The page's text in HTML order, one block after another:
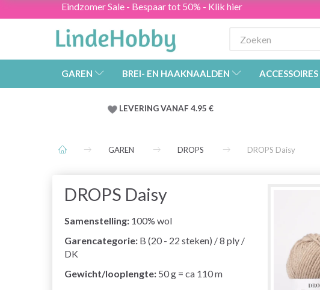
Eindzomer Sale - Bespaar tot 50% - Klik hier
GAREN BREI- EN HAAKNAALDEN ACCESSOIRES
LEVERING VANAF 4.95 €
GAREN DROPS DROPS Daisy
DROPS Daisy
Samenstelling: 100% wol
Garencategorie: B (20 - 22 steken) / 8 ply /
DK
Gewicht/looplengte: 50 g = ca 110 m